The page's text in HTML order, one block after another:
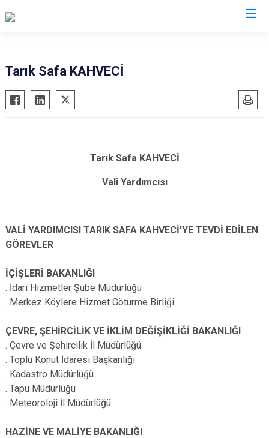
Tarık Safa KAHVECİ
Tarık Safa KAHVECİ
Vali Yardımcısı
VALİ YARDIMCISI TARIK SAFA KAHVECİ'YE TEVDİ EDİLEN
GÖREVLER
İÇİŞLERİ BAKANLIĞI
. İdari Hizmetler Şube Müdürlüğü
. Merkez Köylere Hizmet Götürme Birliği
ÇEVRE, ŞEHİRCİLİK VE İKLİM DEĞİŞİKLİĞİ BAKANLIĞI
. Çevre ve Şehircilik İl Müdürlüğü
. Toplu Konut İdaresi Başkanlığı
. Kadastro Müdürlüğü
. Tapu Müdürlüğü
. Meteoroloji İl Müdürlüğü
HAZİNE VE MALİYE BAKANLIĞI